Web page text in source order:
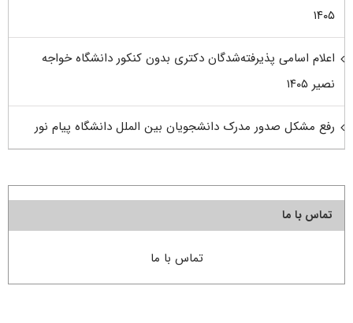
۱۴۰۵
اعلام اسامی پذیرفته‌شدگان دکتری بدون کنکور دانشگاه خواجه
نصیر ۱۴۰۵
رفع مشکل صدور مدرک دانشجویان بین الملل دانشگاه پیام نور
تماس با ما
تماس با ما